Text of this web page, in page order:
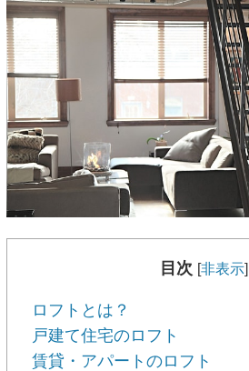
目次 [非表示]
ロフトとは？
戸建て住宅のロフト
賃貸・アパートのロフト